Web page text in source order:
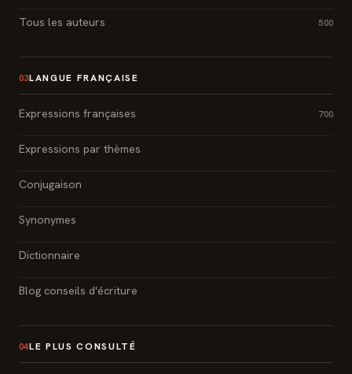
Tous les auteurs 500
03LANGUE FRANÇAISE
Expressions françaises 700
Expressions par thèmes
Conjugaison
Synonymes
Dictionnaire
Blog conseils d'écriture
04LE PLUS CONSULTÉ